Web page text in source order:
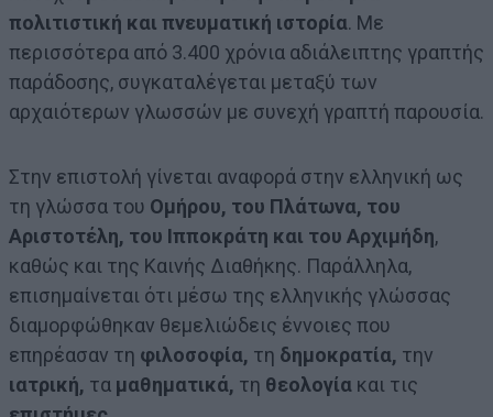
πολιτιστική και πνευματική ιστορία. Με
περισσότερα από 3.400 χρόνια αδιάλειπτης γραπτής
παράδοσης, συγκαταλέγεται μεταξύ των
αρχαιότερων γλωσσών με συνεχή γραπτή παρουσία.
Στην επιστολή γίνεται αναφορά στην ελληνική ως
τη γλώσσα του Ομήρου, του Πλάτωνα, του
Αριστοτέλη, του Ιπποκράτη και του Αρχιμήδη,
καθώς και της Καινής Διαθήκης. Παράλληλα,
επισημαίνεται ότι μέσω της ελληνικής γλώσσας
διαμορφώθηκαν θεμελιώδεις έννοιες που
επηρέασαν τη φιλοσοφία, τη δημοκρατία, την
ιατρική, τα μαθηματικά, τη θεολογία και τις